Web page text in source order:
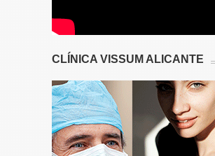
CLÍNICA VISSUM ALICANTE